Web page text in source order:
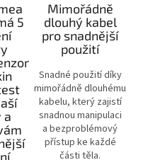
5
a
Mimořádně
dlouhý kabel
pro snadnější
použití
Snadné použití díky
mimořádně dlouhému
kabelu, který zajistí
snadnou manipulaci
a bezproblémový
přístup ke každé
části těla.